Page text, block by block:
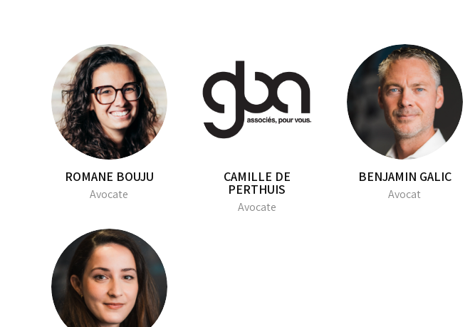
ROMANE BOUJU
Avocate
CAMILLE DE
PERTHUIS
Avocate
BENJAMIN GALIC
Avocat